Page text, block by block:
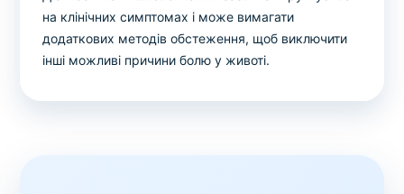
на клінічних симптомах і може вимагати
додаткових методів обстеження, щоб виключити
інші можливі причини болю у животі.
рекомендуємо уточнювати вартість та терміни
виконання досліджень за телефонами, вказаними на
сайті.